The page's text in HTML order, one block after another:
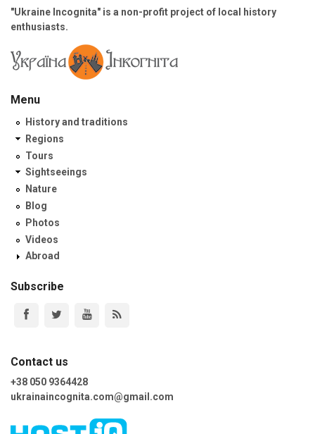
"Ukraine Incognita" is a non-profit project of local history
enthusiasts.
Menu
History and traditions
Regions
Tours
Sightseeings
Nature
Blog
Photos
Videos
Abroad
Subscribe
Contact us
+38 050 9364428
ukrainaincognita.com@gmail.com